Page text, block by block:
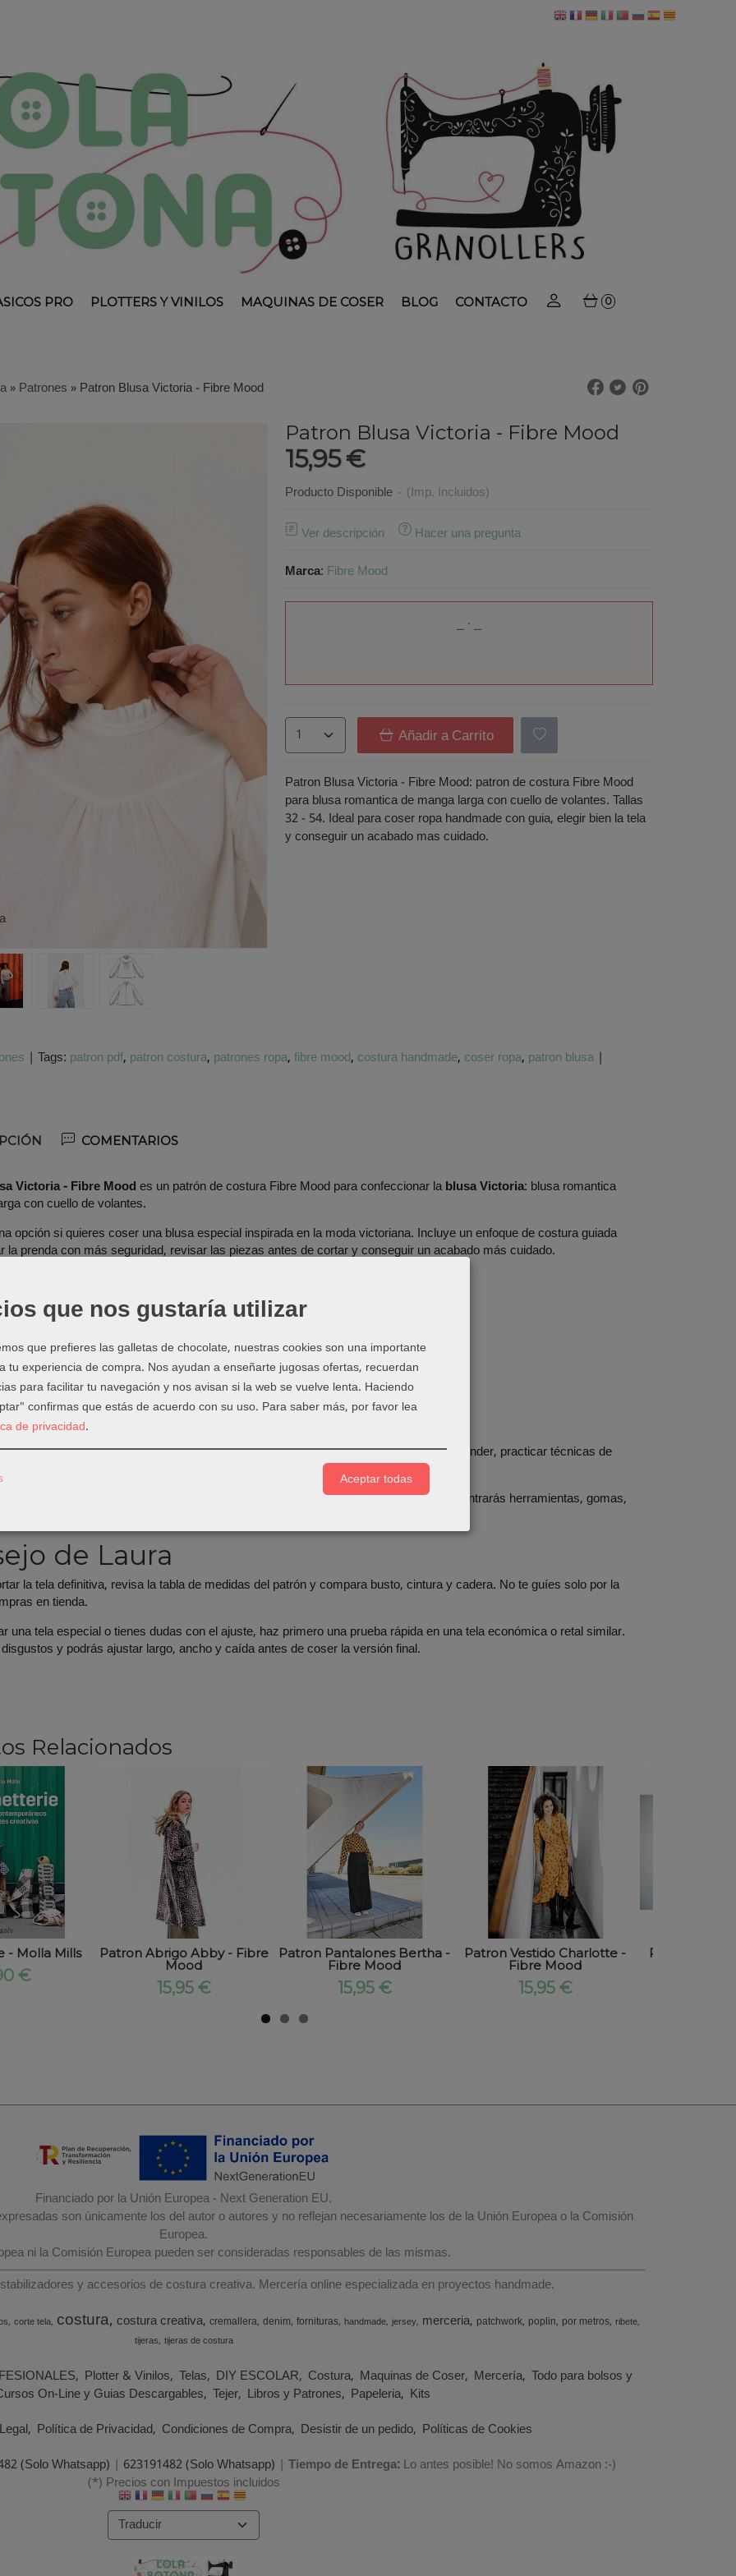
PRO PLOTTERS Y VINILOS MAQUINAS DE COSER BLOG CONTACTO 0
»Patrones »Patron Blusa Victoria - Fibre Mood
Patron Blusa Victoria - Fibre Mood
15,95 €
Producto Disponible - (Imp. Incluidos)
Ver descripción
Hacer una pregunta
Marca: Fibre Mood
Añadir a Carrito
Patron Blusa Victoria - Fibre Mood: patron de costura Fibre Mood
para blusa romantica de manga larga con cuello de volantes. Tallas
32 - 54. Ideal para coser ropa handmade con guia, elegir bien la tela
y conseguir un acabado mas cuidado.
| Tags: patron pdf patron costura patrones ropa fibre mood costura handmade coser ropa patron blusa |
COMENTARIOS
Victoria - Fibre Moodes un patrón de costura Fibre Mood para confeccionar lablusa Victoria: blusa romantica
con cuello de volantes.
opción si quieres coser una blusa especial inspirada en la moda victoriana. Incluye un enfoque de costura guiada
la prenda con más seguridad, revisar las piezas antes de cortar y conseguir un acabado más cuidado.
patrón de costura Fibre Mood.
32 - 54.
blusa romantica de manga larga con cuello de volantes.
tela bordada, algodon, voile, batista, popelin fino o tejidos ligeros.
qué proyectos encaja
muy bien si buscas una prenda handmade con personalidad, pensada para aprender, practicar técnicas de
ropa a tu medida.
PatronesyCostura, donde encontrarás herramientas, gomas,
de Laura
la tela definitiva, revisa la tabla de medidas del patrón y compara busto, cintura y cadera. No te guíes solo por la
en tienda.
una tela especial o tienes dudas con el ajuste, haz primero una prueba rápida en una tela económica o retal similar.
y podrás ajustar largo, ancho y caída antes de coser la versión final.
Relacionados
- Molla Mills
€
Patron Abrigo Abby - Fibre
Mood
15,95 €
Patron Pantalones Bertha -
Fibre Mood
15,95 €
Patron Vestido Charlotte -
Fibre Mood
15,95 €
Patron
Financiado por la Unión Europea - Next Generation EU.
son únicamente los del autor o autores y no reflejan necesariamente los de la Unión Europea o la Comisión
Europea.
ni la Comisión Europea pueden ser consideradas responsables de las mismas.
y accesorios de costura creativa. Mercería online especializada en proyectos handmade.
corte tela costura costura creativa cremallera denim fornituras handmade jersey merceria patchwork poplin por metros ribete
tijeras tijeras de costura
Plotter & Vinilos Telas DIY ESCOLAR Costura Maquinas de Coser Mercería Todo para bolsos y
On-Line y Guias Descargables Tejer Libros y Patrones Papeleria Kits
Política de Privacidad Condiciones de Compra Desistir de un pedido Políticas de Cookies
(Solo Whatsapp) | 623191482 (Solo Whatsapp) | Tiempo de Entrega:Lo antes posible! No somos Amazon :-)
(*) Precios con Impuestos incluidos
que nos gustaría utilizar
que prefieres las galletas de chocolate, nuestras cookies son una importante
tu experiencia de compra. Nos ayudan a enseñarte jugosas ofertas, recuerdan
para facilitar tu navegación y nos avisan si la web se vuelve lenta. Haciendo
confirmas que estás de acuerdo con su uso. Para saber más, por favor lea
de privacidad.
Aceptar todas